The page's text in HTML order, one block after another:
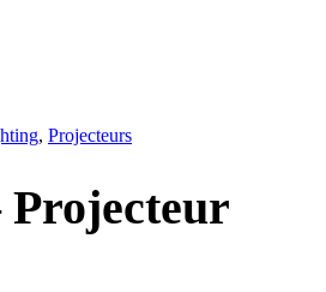
, Projecteurs